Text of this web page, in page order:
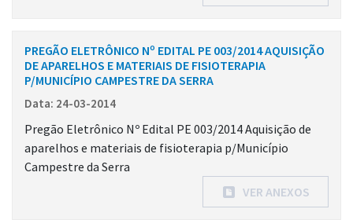
PREGÃO ELETRÔNICO Nº EDITAL PE 003/2014 AQUISIÇÃO
DE APARELHOS E MATERIAIS DE FISIOTERAPIA
P/MUNICÍPIO CAMPESTRE DA SERRA
Data: 24-03-2014
Pregão Eletrônico Nº Edital PE 003/2014 Aquisição de
aparelhos e materiais de fisioterapia p/Município
Campestre da Serra
VER ANEXOS